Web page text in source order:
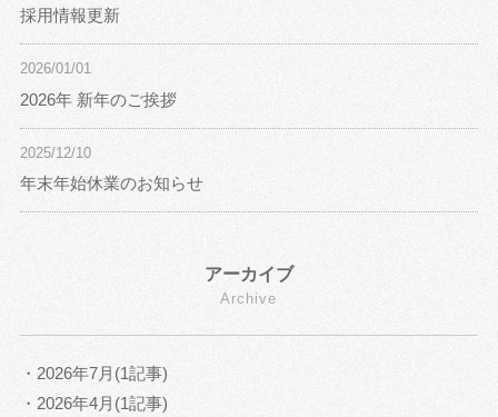
採用情報更新
2026/01/01
2026年 新年のご挨拶
2025/12/10
年末年始休業のお知らせ
アーカイブ
Archive
・2026年7月(1記事)
・2026年4月(1記事)